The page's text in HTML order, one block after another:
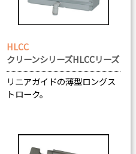
HLCC
クリーンシリーズHLCCリーズ
リニアガイドの薄型ロングス
トローク。